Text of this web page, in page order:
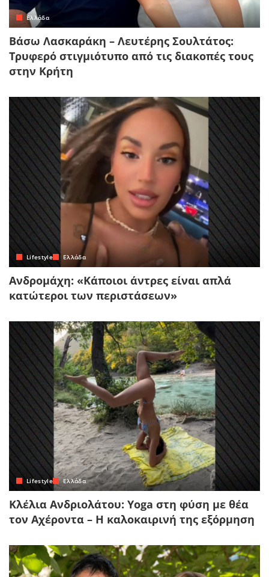
Ελλάδα
Βάσω Λασκαράκη – Λευτέρης Σουλτάτος:
Τρυφερό στιγμιότυπο από τις διακοπές τους
στην Κρήτη
Lifestyle Ελλάδα
Ανδρομάχη: «Κάποιοι άντρες είναι απλά
κατώτεροι των περιστάσεων»
Lifestyle Ελλάδα
Κλέλια Ανδριολάτου: Yoga στη φύση με θέα
τον Αχέροντα – Η καλοκαιρινή της εξόρμηση